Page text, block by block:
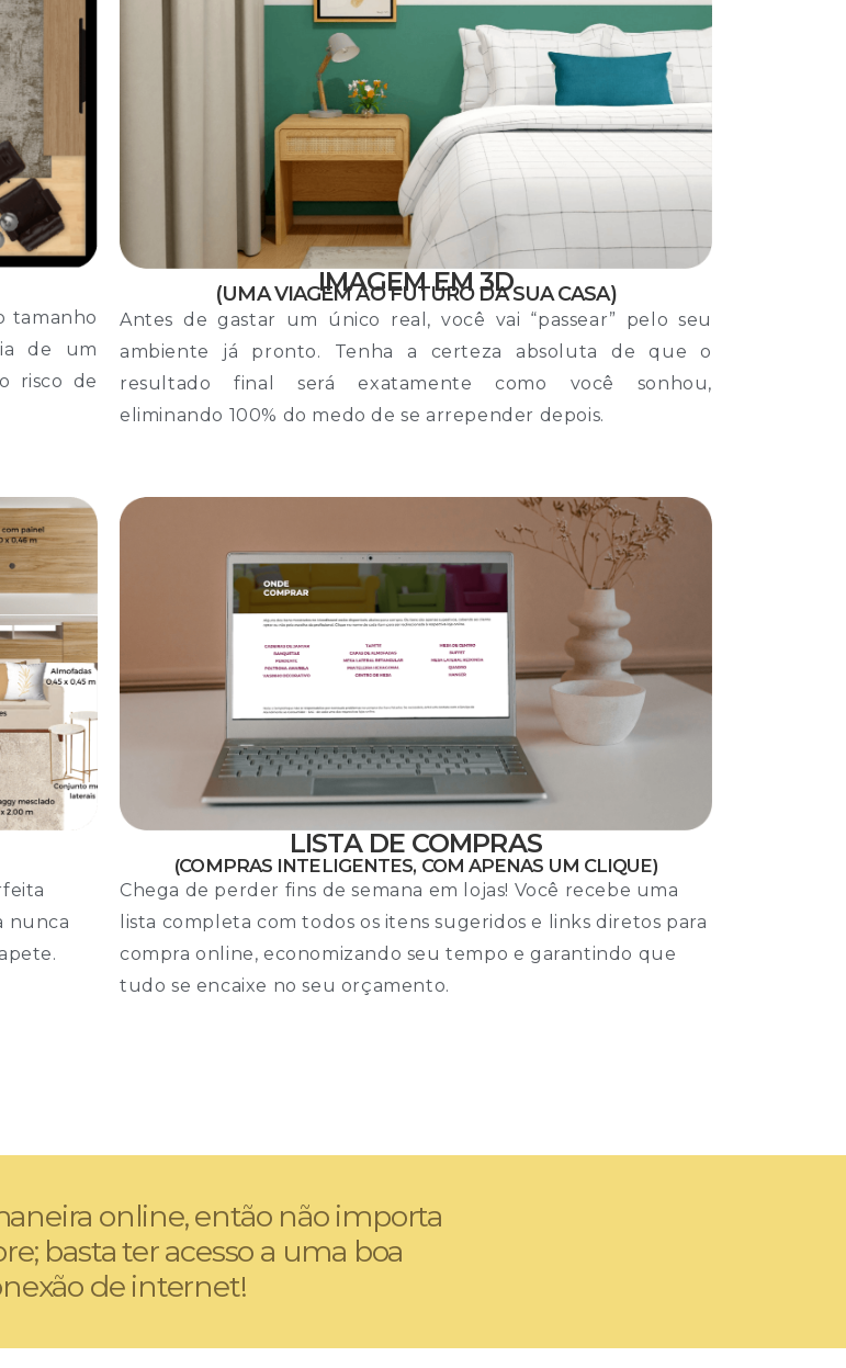
tamanho
de um
risco de
IMAGEM EM 3D
(UMA VIAGEM AO FUTURO DA SUA CASA)
Antes de gastar um único real, você vai “passear” pelo seu
ambiente já pronto. Tenha a certeza absoluta de que o
resultado final será exatamente como você sonhou,
eliminando 100% do medo de se arrepender depois.
nunca
LISTA DE COMPRAS
(COMPRAS INTELIGENTES, COM APENAS UM CLIQUE)
Chega de perder fins de semana em lojas! Você recebe uma
lista completa com todos os itens sugeridos e links diretos para
compra online, economizando seu tempo e garantindo que
tudo se encaixe no seu orçamento.
online, então não importa
basta ter acesso a uma boa
de internet!